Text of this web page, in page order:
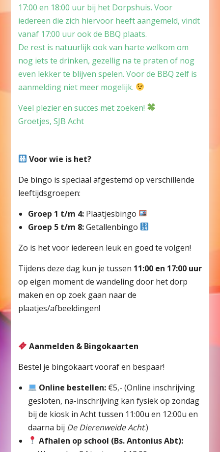
17:00 en 18:00 uur bij het Dorpshuis. Voor
iedereen die zich hiervoor heeft aangemeld, vindt
vanaf 17:00 uur ook de BBQ plaats.
De rest is natuurlijk ook van harte welkom om
nog iets te drinken, gezellig na te praten of nog
even lekker te blijven spelen. Voor de BBQ zelf is
aanmelding niet meer mogelijk.
Veel plezier en succes met zoeken!
Groetjes, SJB Acht
Voor wie is het?
De bingo is speciaal afgestemd op verschillende
leeftijdsgroepen:
Groep 1 t/m 4:Plaatjesbingo
Groep 5 t/m 8:Getallenbingo
Zo is het voor iedereen leuk en goed te volgen!
Tijdens deze dag kun je tussen 11:00 en 17:00 uur
op eigen moment de wandeling door het dorp
maken en op zoek gaan naar de
plaatjes/afbeeldingen!
Aanmelden & Bingokaarten
Bestel je bingokaart vooraf en bespaar!
Online bestellen:€5,- (Online inschrijving
gesloten, na-inschrijving kan fysiek op zondag
bij de kiosk in Acht tussen 11:00u en 12:00u en
daarna bij De Dierenweide Acht.)
Afhalen op school (Bs. Antonius Abt):